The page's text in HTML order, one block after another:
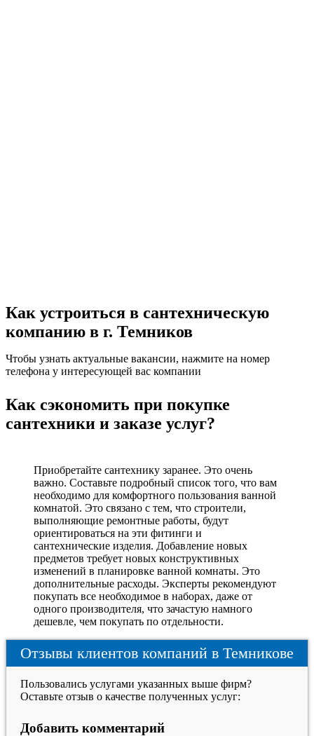
Как устроиться в сантехническую
компанию в г. Темников
Чтобы узнать актуальные вакансии, нажмите на номер
телефона у интересующей вас компании
Как сэкономить при покупке
сантехники и заказе услуг?
Приобретайте сантехнику заранее. Это очень
важно. Составьте подробный список того, что вам
необходимо для комфортного пользования ванной
комнатой. Это связано с тем, что строители,
выполняющие ремонтные работы, будут
ориентироваться на эти фитинги и
сантехнические изделия. Добавление новых
предметов требует новых конструктивных
изменений в планировке ванной комнаты. Это
дополнительные расходы. Эксперты рекомендуют
покупать все необходимое в наборах, даже от
одного производителя, что зачастую намного
дешевле, чем покупать по отдельности.
Отзывы клиентов компаний в Темникове
Пользовались услугами указанных выше фирм?
Оставьте отзыв о качестве полученных услуг:
Добавить комментарий